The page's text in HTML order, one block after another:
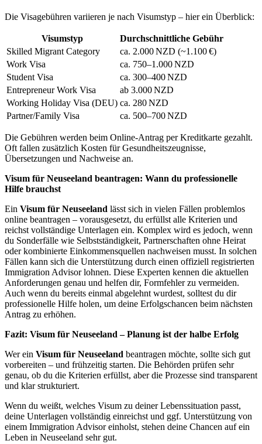
Die Visagebühren variieren je nach Visumstyp – hier ein Überblick:
Visumstyp
Durchschnittliche Gebühr
Skilled Migrant Category
ca. 2.000 NZD (~1.100 €)
Work Visa
ca. 750–1.000 NZD
Student Visa
ca. 300–400 NZD
Entrepreneur Work Visa
ab 3.000 NZD
Working Holiday Visa (DEU) ca. 280 NZD
Partner/Family Visa
ca. 500–700 NZD
Die Gebühren werden beim Online-Antrag per Kreditkarte gezahlt.
Oft fallen zusätzlich Kosten für Gesundheitszeugnisse,
Übersetzungen und Nachweise an.
Visum für Neuseeland beantragen: Wann du professionelle
Hilfe brauchst
Ein Visum für Neuseeland lässt sich in vielen Fällen problemlos
online beantragen – vorausgesetzt, du erfüllst alle Kriterien und
reichst vollständige Unterlagen ein. Komplex wird es jedoch, wenn
du Sonderfälle wie Selbstständigkeit, Partnerschaften ohne Heirat
oder kombinierte Einkommensquellen nachweisen musst. In solchen
Fällen kann sich die Unterstützung durch einen offiziell registrierten
Immigration Advisor lohnen. Diese Experten kennen die aktuellen
Anforderungen genau und helfen dir, Formfehler zu vermeiden.
Auch wenn du bereits einmal abgelehnt wurdest, solltest du dir
professionelle Hilfe holen, um deine Erfolgschancen beim nächsten
Antrag zu erhöhen.
Fazit: Visum für Neuseeland – Planung ist der halbe Erfolg
Wer ein Visum für Neuseeland beantragen möchte, sollte sich gut
vorbereiten – und frühzeitig starten. Die Behörden prüfen sehr
genau, ob du die Kriterien erfüllst, aber die Prozesse sind transparent
und klar strukturiert.
Wenn du weißt, welches Visum zu deiner Lebenssituation passt,
deine Unterlagen vollständig einreichst und ggf. Unterstützung von
einem Immigration Advisor einholst, stehen deine Chancen auf ein
Leben in Neuseeland sehr gut.